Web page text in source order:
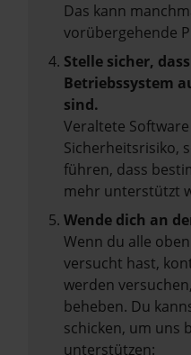
Das kann
vorübergehende
Stelle sicher,
Betriebssystem
sind.
Veraltete
Sicherheitsrisiko,
führen, dass
mehr unterstützt
Wende dich an
Wenn du alle
versucht hast,
werden
beheben. Du
schicken, um uns
unterstützen: